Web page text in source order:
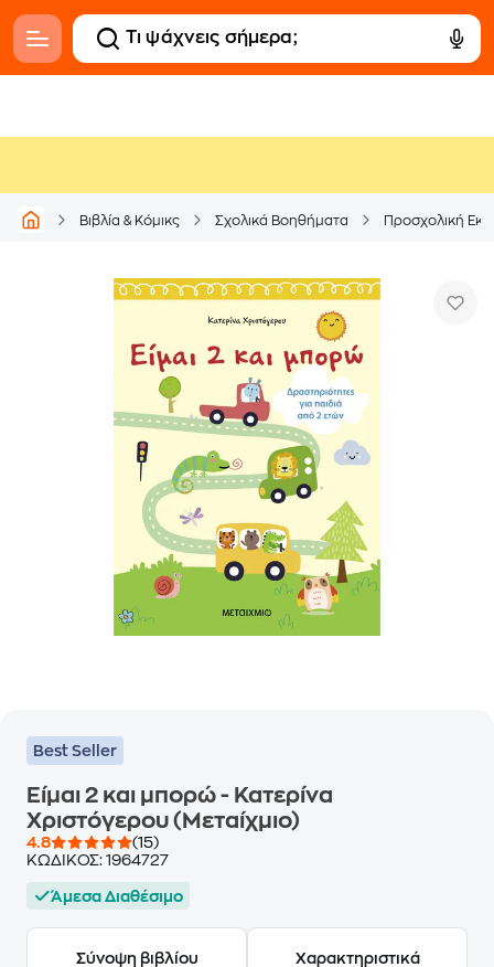
Βιβλία & Κόμικς Σχολικά Βοηθήματα Προσχολική
Best Seller
Είμαι 2 και μπορώ - Κατερίνα
Χριστόγερου (Μεταίχμιο)
4.8
(15)
ΚΩΔΙΚΟΣ: 1964727
Άμεσα Διαθέσιμο
Σύνοψη βιβλίου Χαρακτηριστικά